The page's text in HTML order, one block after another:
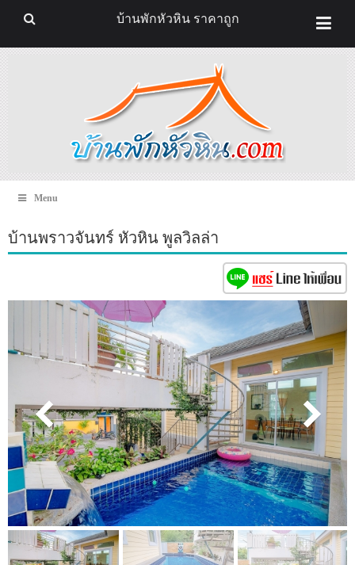
Menu
บ้านพราวจันทร์ หัวหิน พูลวิลล่า
บ้านพักหัวหิน ราคาถูก